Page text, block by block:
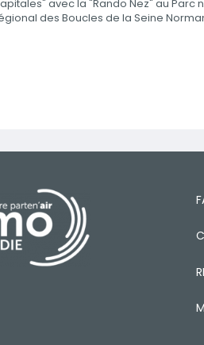
avec la "Rando Nez" au Parc
des Boucles de la Seine
PAGE